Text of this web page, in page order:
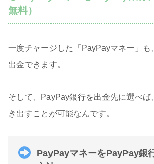
無料）
一度チャージした「PayPayマネー」も
出金できます。
そして、PayPay銀行を出金先に選べば
き出すことが可能なんです。
PayPayマネーをPayPay銀